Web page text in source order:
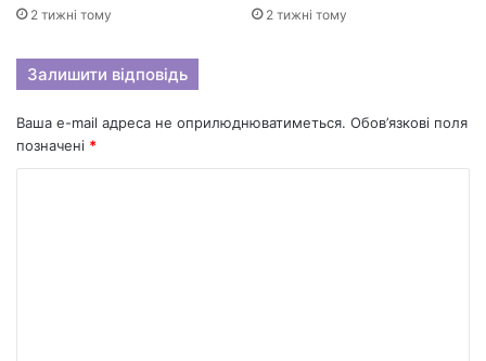
2 тижні тому 2 тижні тому
Залишити відповідь
Ваша e-mail адреса не оприлюднюватиметься. Обов’язкові поля
позначені *